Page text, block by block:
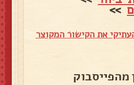
>>
את הקישור המקוצר
מהפייסבוק